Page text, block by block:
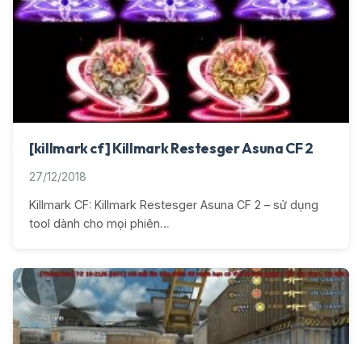
[killmark cf] Killmark Restesger Asuna CF 2
27/12/2018
Killmark CF: Killmark Restesger Asuna CF 2 – sử dụng
tool dành cho mọi phiên…